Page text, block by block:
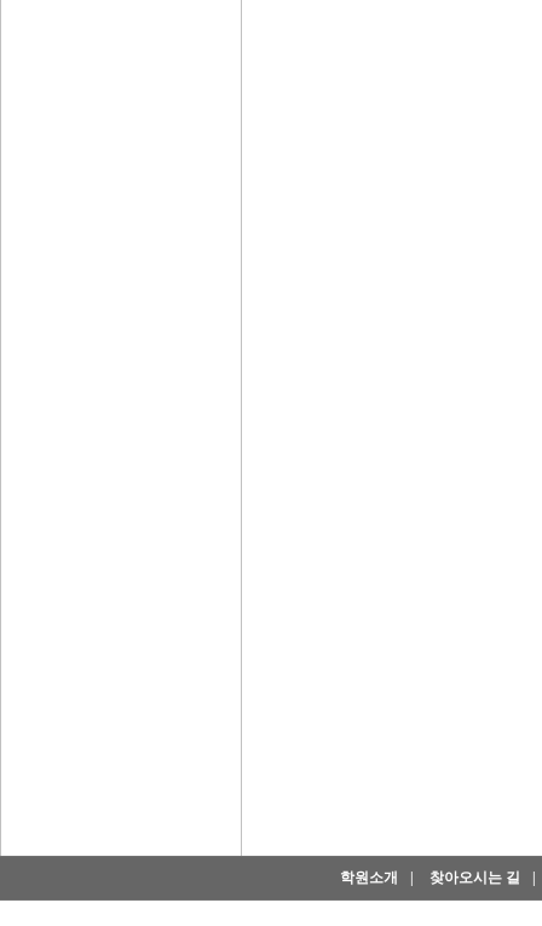
학원소개 찾아오시는 길